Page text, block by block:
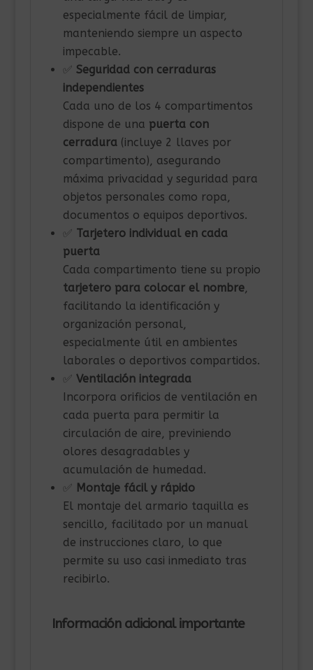
especialmente fácil de limpiar,
manteniendo siempre un aspecto
impecable.
✅ Seguridad con cerraduras
independientes
Cada uno de los 4 compartimentos
dispone de una puerta con
cerradura(incluye 2 llaves por
compartimento), asegurando
máxima privacidad y seguridad para
objetos personales como ropa,
documentos o equipos deportivos.
✅ Tarjetero individual en cada
puerta
Cada compartimento tiene su propio
tarjetero para colocar el nombre,
facilitando la identificación y
organización personal,
especialmente útil en ambientes
laborales o deportivos compartidos.
✅ Ventilación integrada
Incorpora orificios de ventilación en
cada puerta para permitir la
circulación de aire, previniendo
olores desagradables y
acumulación de humedad.
✅ Montaje fácil y rápido
El montaje del armario taquilla es
sencillo, facilitado por un manual
de instrucciones claro, lo que
permite su uso casi inmediato tras
recibirlo.
Información adicional importante